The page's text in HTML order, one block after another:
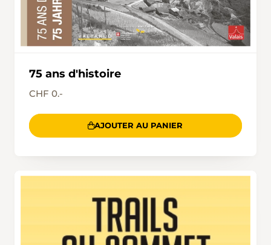
75 ans d'histoire
CHF 0.-
AJOUTER AU PANIER